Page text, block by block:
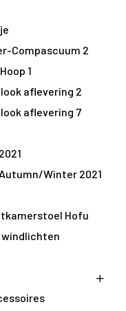
Compascuum 2
1
look aflevering 2
look aflevering 7
Winter 2021
Hofu
windlichten